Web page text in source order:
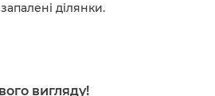
ділянки.
вигляду!